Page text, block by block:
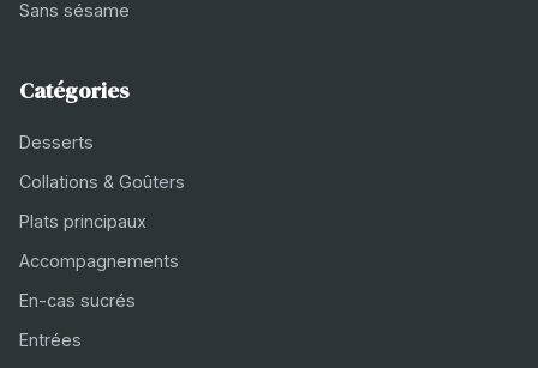
Sans sésame
Catégories
Desserts
Collations & Goûters
Plats principaux
Accompagnements
En-cas sucrés
Entrées